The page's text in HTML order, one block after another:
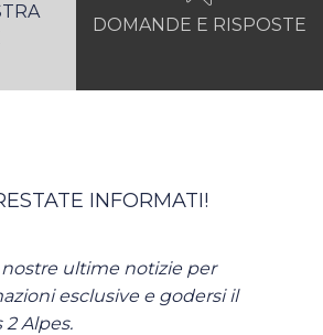
DOMANDE E RISPOSTE
INFORMATI!
ultime notizie per
esclusive e godersi il
Alpes.